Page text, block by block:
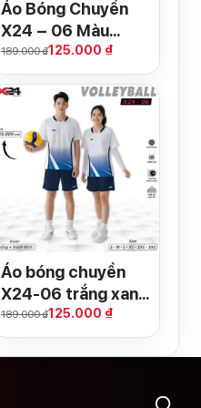
Áo Bóng Chuyền
X24 – 06 Màu
Xanh Két Năng
Động
189.000 ₫125.000 ₫
Áo bóng chuyền
X24-06 trắng xanh
bích – Thiết kế
ombre thể thao,
vải cao cấp thoáng
189.000 ₫125.000 ₫